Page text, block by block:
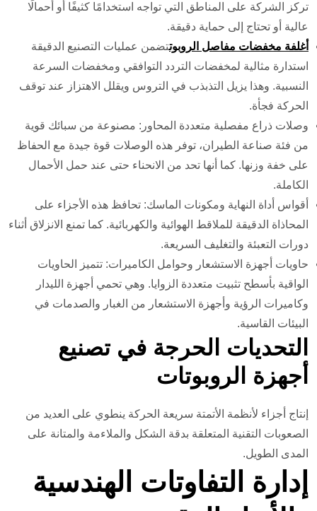
تركز الشركة على المناطق التي تواجه استخدامًا كثيفًا أو أحمالًا
عالية أو تحتاج إلى حماية دقيقة.
أغلفة مخفضات مفاصل الروبوتتضمن عمليات التصنيع الدقيقة
استدارة مثالية لمخفضات التردد التوافقي ومخفضات السرعة
النسبية. وهذا يزيل التذبذب في التروس ويقلل الاهتزاز عند توقف
الحركة فجأة.
وصلات ذراع مفصلية متعددة المحاور: مصنوعة من سبائك قوية
من فئة صناعة الطيران، توفر هذه الوصلات قوة جيدة مع الحفاظ
على خفة وزنها. كما أنها تحد من الانحناء حتى عند حمل الأحمال
الكاملة.
أقواس أداة النهاية ومكونات الماسك: تحافظ هذه الأجزاء على
المحاذاة الدقيقة للملاقط الهوائية والكهربائية. كما تمنع الانزلاق أثناء
دورات التعبئة والتغليف السريعة.
حاويات أجهزة الاستشعار وحوامل الكاميرات: تتميز الحاويات
الواقية بأسطح تثبيت متعددة الزوايا. وهي تحمي أجهزة الليدار
وكاميرات الرؤية وأجهزة الاستشعار من الغبار والصدمات في
البيئات القاسية.
التحديات الحرجة في تصنيع
أجهزة الروبوتات
إنتاج أجزاء لأنظمة الأتمتة سريعة الحركة ينطوي على العديد من
الصعوبات التقنية المتعلقة بدقة الشكل والملاءمة والمتانة على
المدى الطويل.
إدارة التفاوتات الهندسية